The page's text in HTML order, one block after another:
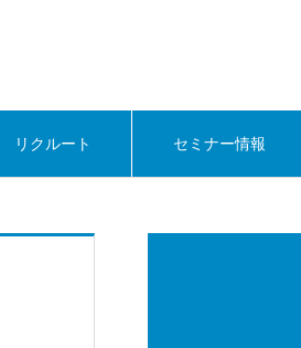
リクルート セミナー情報